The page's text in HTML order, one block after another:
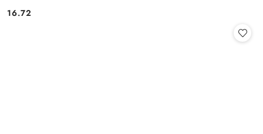
Cena:
16.72